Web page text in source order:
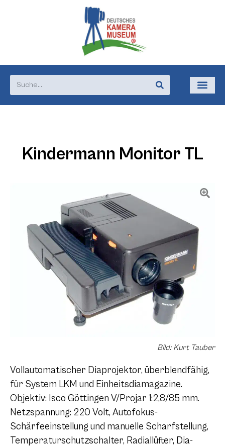
Kindermann Monitor TL
Bild: Kurt Tauber
Vollautomatischer Diaprojektor, überblendfähig,
für System LKM und Einheitsdiamagazine.
Objektiv: Isco Göttingen V/Projar 1:2,8/85 mm.
Netzspannung: 220 Volt, Autofokus-
Schärfeeinstellung und manuelle Scharfstellung,
Temperaturschutzschalter, Radiallüfter, Dia-